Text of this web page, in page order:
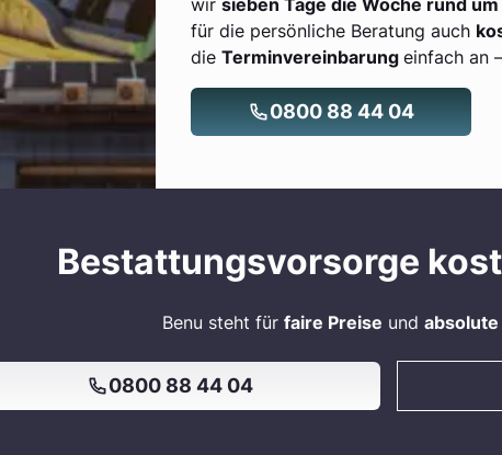
für die persönliche Beratung auch
die Terminvereinbarung einfach an
0800 88 44 04
Bestattungsvorsorge
Benu steht für faire Preise und
0800 88 44 04